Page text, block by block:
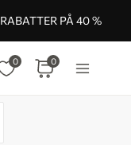
RABATTER PÅ 40 %
0 0